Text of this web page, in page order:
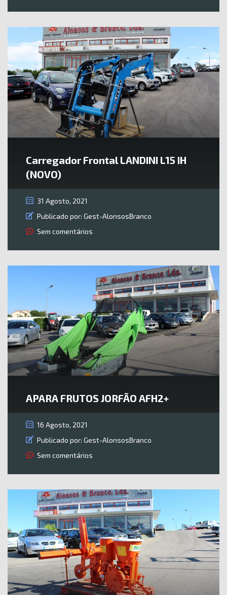
Carregador Frontal LANDINI L15 IH
(NOVO)
31 Agosto, 2021
Publicado por: Gest-AlonsosBranco
Sem comentários
APARA FRUTOS JORFÃO AFH2+
16 Agosto, 2021
Publicado por: Gest-AlonsosBranco
Sem comentários